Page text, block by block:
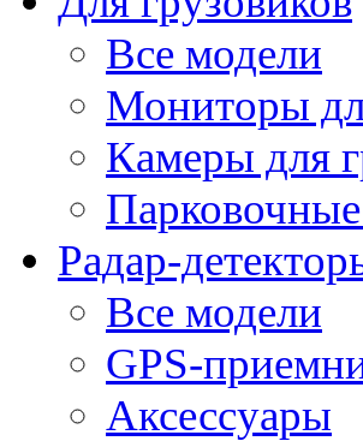
Все модели
Мониторы
Камеры для
Радар-
Все модели
GPS-
Аксессуары